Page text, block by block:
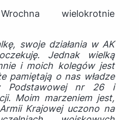
wielokrotnie
swoje działania w AK
Jednak wielką
i moich kolegów jest
pamiętają o nas władze
Podstawowej nr 26 i
Moim marzeniem jest,
Krajowej uczono na